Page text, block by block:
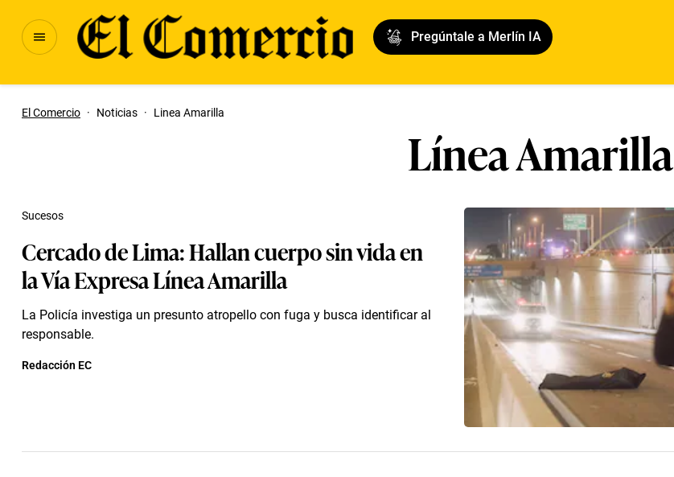
Pregúntale a Merlín IA
El Comercio · Noticias · Linea Amarilla
Línea Amarilla
Cercado de Lima: Hallan cuerpo sin vida en
la Vía Expresa Línea Amarilla
La Policía investiga un presunto atropello con fuga y busca identificar al
responsable.
Sucesos
Redacción EC